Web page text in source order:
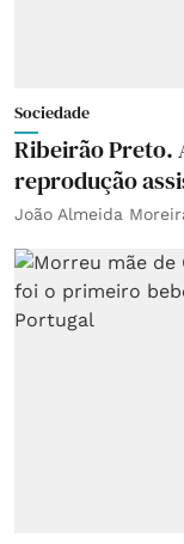
Sociedade
Ribeirão Preto.
reprodução
João Almeida